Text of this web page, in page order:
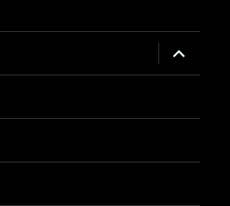
ouvrir
le
sous-